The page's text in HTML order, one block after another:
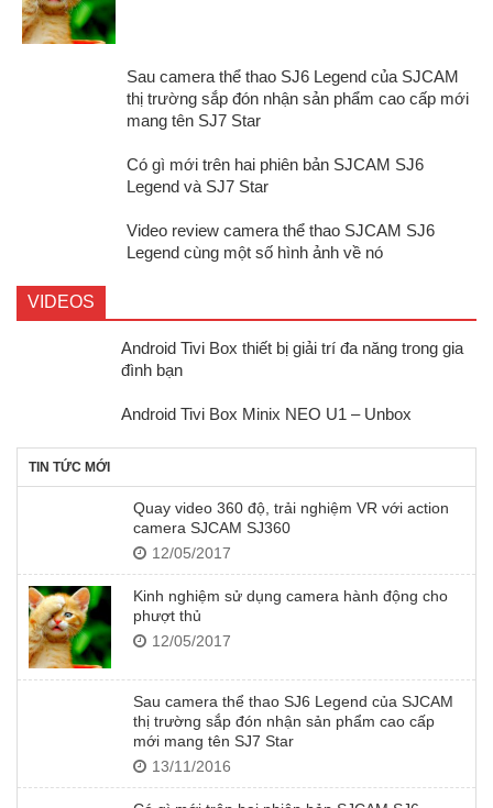
Sau camera thể thao SJ6 Legend của SJCAM
thị trường sắp đón nhận sản phẩm cao cấp mới
mang tên SJ7 Star
Có gì mới trên hai phiên bản SJCAM SJ6
Legend và SJ7 Star
Video review camera thể thao SJCAM SJ6
Legend cùng một số hình ảnh về nó
VIDEOS
Android Tivi Box thiết bị giải trí đa năng trong gia
đình bạn
Android Tivi Box Minix NEO U1 – Unbox
TIN TỨC MỚI
Quay video 360 độ, trải nghiệm VR với action
camera SJCAM SJ360
12/05/2017
Kinh nghiệm sử dụng camera hành động cho
phượt thủ
12/05/2017
Sau camera thể thao SJ6 Legend của SJCAM
thị trường sắp đón nhận sản phẩm cao cấp
mới mang tên SJ7 Star
13/11/2016